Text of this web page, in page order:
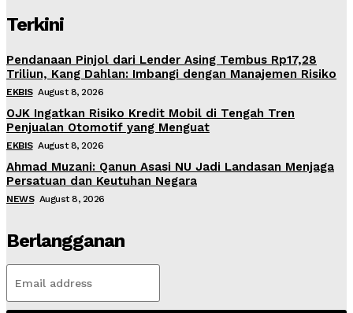
Terkini
Pendanaan Pinjol dari Lender Asing Tembus Rp17,28
Triliun, Kang Dahlan: Imbangi dengan Manajemen Risiko
EKBIS August 8, 2026
OJK Ingatkan Risiko Kredit Mobil di Tengah Tren
Penjualan Otomotif yang Menguat
EKBIS August 8, 2026
Ahmad Muzani: Qanun Asasi NU Jadi Landasan Menjaga
Persatuan dan Keutuhan Negara
NEWS August 8, 2026
Berlangganan